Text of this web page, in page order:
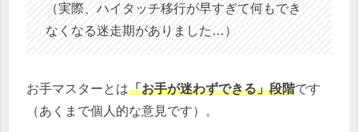
（実際、ハイタッチ移行が早すぎて何もでき
なくなる迷走期がありました…）
お手マスターとは「お手が迷わずできる」段階です
（あくまで個人的な意見です）。